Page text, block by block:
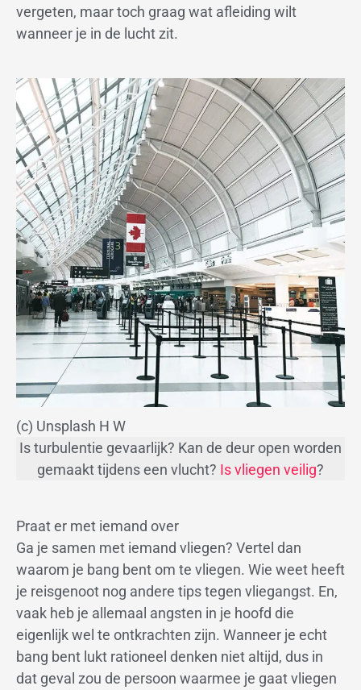
vergeten, maar toch graag wat afleiding wilt
wanneer je in de lucht zit.
(c) Unsplash H W
Is turbulentie gevaarlijk? Kan de deur open worden
gemaakt tijdens een vlucht? Is vliegen veilig?
Praat er met iemand over
Ga je samen met iemand vliegen? Vertel dan
waarom je bang bent om te vliegen. Wie weet heeft
je reisgenoot nog andere tips tegen vliegangst. En,
vaak heb je allemaal angsten in je hoofd die
eigenlijk wel te ontkrachten zijn. Wanneer je echt
bang bent lukt rationeel denken niet altijd, dus in
dat geval zou de persoon waarmee je gaat vliegen